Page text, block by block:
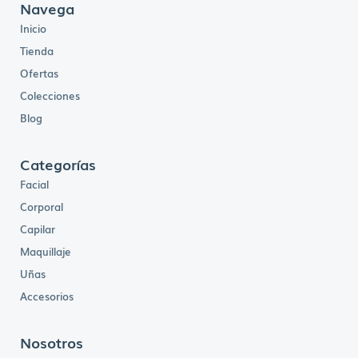
Navega
Inicio
Tienda
Ofertas
Colecciones
Blog
Categorías
Facial
Corporal
Capilar
Maquillaje
Uñas
Accesorios
Nosotros